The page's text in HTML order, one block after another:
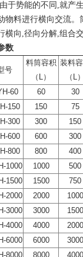
于势能的不同,就产
物料进行横向交流
横向,径向分解,组合
数
号
料筒容积
（L）
装料
（L）
60
60 30
150
150 75
300
300 150
600
600 300
800
800 400
1000
1000 500
1500
1500 750
2000
2000 1000
3000
3000 1500
4000
4000 2000
6000
6000 3000
8000
8000 4000